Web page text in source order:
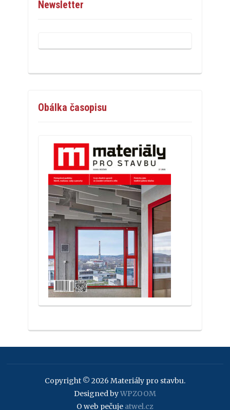
Newsletter
Obálka časopisu
Copyright © 2026 Materiály pro stavbu.
Designed byWPZOOM
O web pečuje atwel.cz